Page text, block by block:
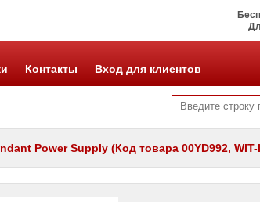
Контакты Вход для клиентов
Power Supply (Код товара 00YD992, WIT-